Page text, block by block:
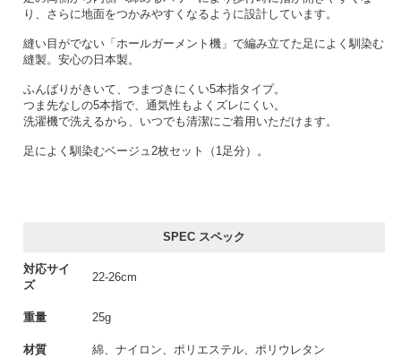
り、さらに地面をつかみやすくなるように設計しています。
縫い目がでない「ホールガーメント機」で編み立てた足によく馴染む
縫製。安心の日本製。
ふんばりがきいて、つまづきにくい5本指タイプ。
つま先なしの5本指で、通気性もよくズレにくい。
洗濯機で洗えるから、いつでも清潔にご着用いただけます。
足によく馴染むベージュ2枚セット（1足分）。
SPEC スペック
対応サイ
ズ
22-26cm
重量 25g
材質 綿、ナイロン、ポリエステル、ポリウレタン